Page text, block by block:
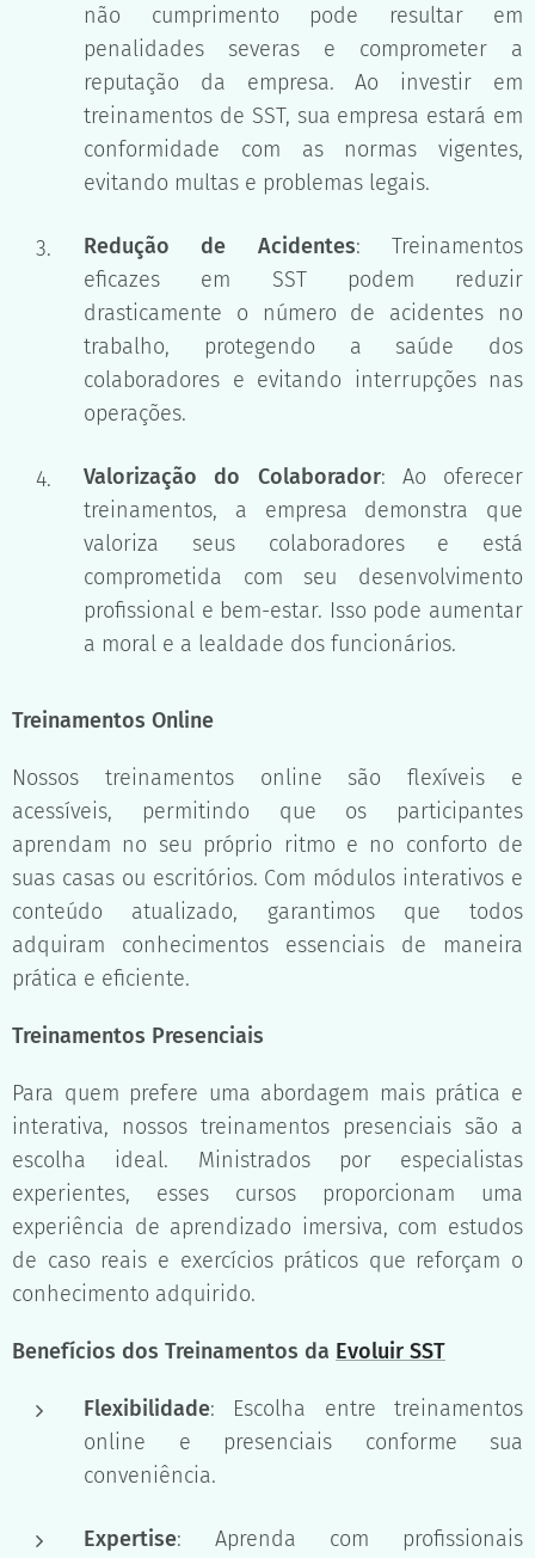
não cumprimento pode resultar em
penalidades severas e comprometer a
reputação da empresa. Ao investir em
treinamentos de SST, sua empresa estará em
conformidade com as normas vigentes,
evitando multas e problemas legais.
Redução de Acidentes: Treinamentos
eficazes em SST podem reduzir
drasticamente o número de acidentes no
trabalho, protegendo a saúde dos
colaboradores e evitando interrupções nas
operações.
Valorização do Colaborador: Ao oferecer
treinamentos, a empresa demonstra que
valoriza seus colaboradores e está
comprometida com seu desenvolvimento
profissional e bem-estar. Isso pode aumentar
a moral e a lealdade dos funcionários.
Treinamentos Online
Nossos treinamentos online são flexíveis e
acessíveis, permitindo que os participantes
aprendam no seu próprio ritmo e no conforto de
suas casas ou escritórios. Com módulos interativos e
conteúdo atualizado, garantimos que todos
adquiram conhecimentos essenciais de maneira
prática e eficiente.
Treinamentos Presenciais
Para quem prefere uma abordagem mais prática e
interativa, nossos treinamentos presenciais são a
escolha ideal. Ministrados por especialistas
experientes, esses cursos proporcionam uma
experiência de aprendizado imersiva, com estudos
de caso reais e exercícios práticos que reforçam o
conhecimento adquirido.
Benefícios dos Treinamentos da Evoluir SST
Flexibilidade: Escolha entre treinamentos
online e presenciais conforme sua
conveniência.
Expertise: Aprenda com profissionais